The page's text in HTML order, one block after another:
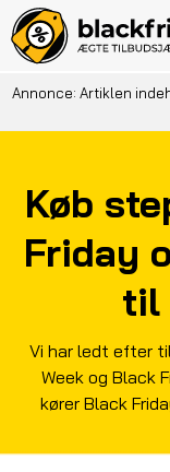
Annonce: Artiklen
Køb
Friday
til
Vi har ledt efter
Week og Black
kører Black